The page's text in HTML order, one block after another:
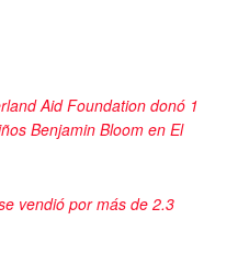
Aid Foundation donó 1
Benjamin Bloom en El
vendió por más de 2.3